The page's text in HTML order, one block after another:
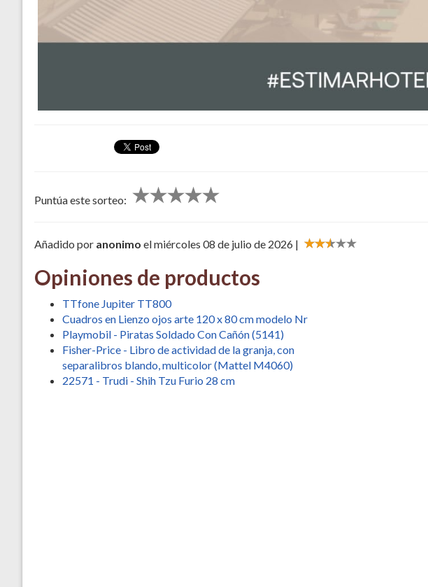
Puntúa este sorteo:
Añadido por anonimo el miércoles 08 de julio de 2026 |
Opiniones de productos
TTfone Jupiter TT800
Cuadros en Lienzo ojos arte 120 x 80 cm modelo Nr
Playmobil - Piratas Soldado Con Cañón (5141)
Fisher-Price - Libro de actividad de la granja, con
separalibros blando, multicolor (Mattel M4060)
22571 - Trudi - Shih Tzu Furio 28 cm